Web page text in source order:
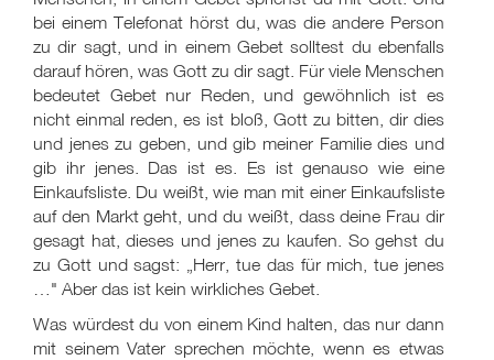
bei einem Telefonat hörst du, was die andere Person
zu dir sagt, und in einem Gebet solltest du ebenfalls
darauf hören, was Gott zu dir sagt. Für viele Menschen
bedeutet Gebet nur Reden, und gewöhnlich ist es
nicht einmal reden, es ist bloß, Gott zu bitten, dir dies
und jenes zu geben, und gib meiner Familie dies und
gib ihr jenes. Das ist es. Es ist genauso wie eine
Einkaufsliste. Du weißt, wie man mit einer Einkaufsliste
auf den Markt geht, und du weißt, dass deine Frau dir
gesagt hat, dieses und jenes zu kaufen. So gehst du
zu Gott und sagst: „Herr, tue das für mich, tue jenes
…" Aber das ist kein wirkliches Gebet.
Was würdest du von einem Kind halten, das nur dann
mit seinem Vater sprechen möchte, wenn es etwas